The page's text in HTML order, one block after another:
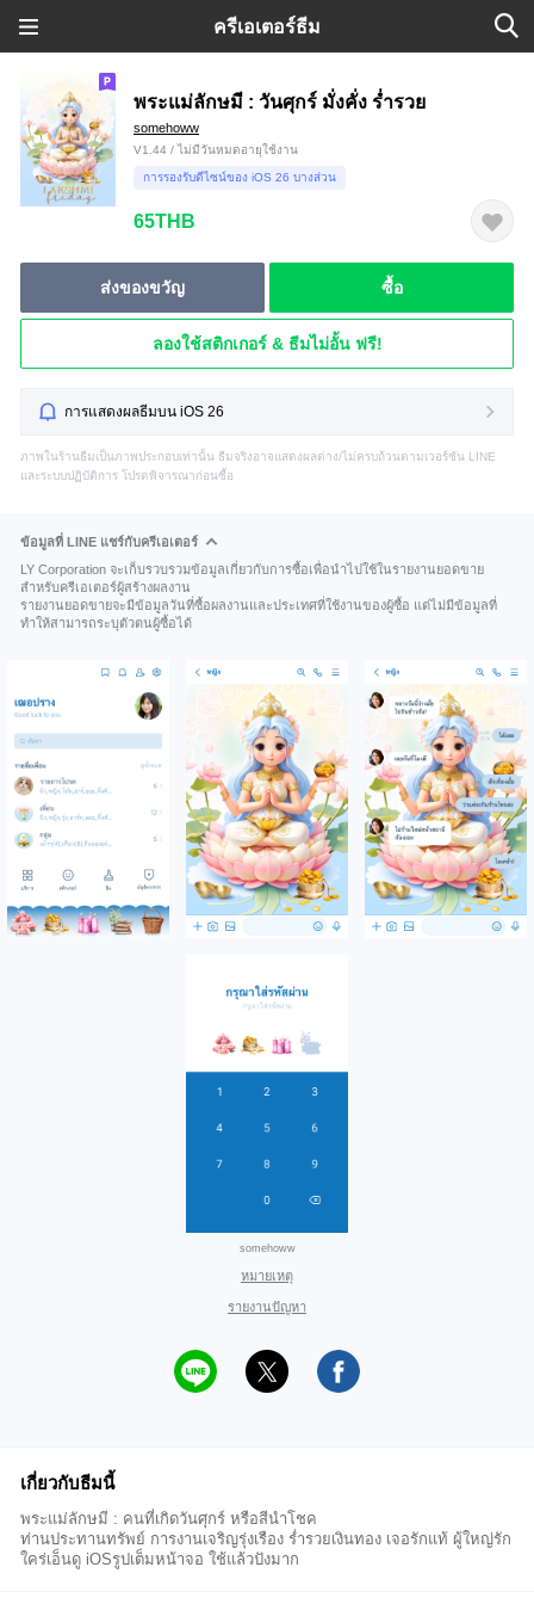
ครีเอเตอร์ธีม
พระแม่ลักษมี : วันศุกร์ มั่งคั่ง ร่ำรวย
somehoww
V1.44 / ไม่มีวันหมดอายุใช้งาน
การรองรับดีไซน์ของ iOS 26 บางส่วน
65THB
ส่งของขวัญ ซื้อ
ลองใช้สติกเกอร์ & ธีมไม่อั้น ฟรี!
การแสดงผลธีมบน iOS 26
ภาพในร้านธีมเป็นภาพประกอบเท่านั้น ธีมจริงอาจแสดงผลต่าง/ไม่ครบถ้วนตามเวอร์ชัน LINE
และระบบปฏิบัติการ โปรดพิจารณาก่อนซื้อ
ข้อมูลที่ LINE แชร์กับครีเอเตอร์
LY Corporation จะเก็บรวบรวมข้อมูลเกี่ยวกับการซื้อเพื่อนำไปใช้ในรายงานยอดขาย
สำหรับครีเอเตอร์ผู้สร้างผลงาน
รายงานยอดขายจะมีข้อมูลวันที่ซื้อผลงานและประเทศที่ใช้งานของผู้ซื้อ แต่ไม่มีข้อมูลที่
ทำให้สามารถระบุตัวตนผู้ซื้อได้
somehoww
หมายเหตุ
รายงานปัญหา
เกี่ยวกับธีมนี้
พระแม่ลักษมี : คนที่เกิดวันศุกร์ หรือสีนำโชค
ท่านประทานทรัพย์ การงานเจริญรุ่งเรือง ร่ำรวยเงินทอง เจอรักแท้ ผู้ใหญ่รัก
ใคร่เอ็นดู iOSรูปเต็มหน้าจอ ใช้แล้วปังมาก